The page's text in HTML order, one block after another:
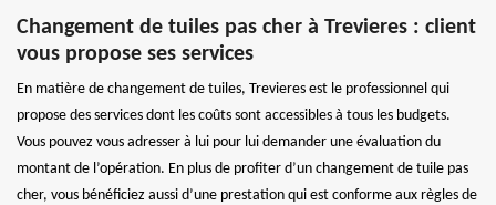
Changement de tuiles pas cher à Trevieres : client
vous propose ses services
En matière de changement de tuiles, Trevieres est le professionnel qui
propose des services dont les coûts sont accessibles à tous les budgets.
Vous pouvez vous adresser à lui pour lui demander une évaluation du
montant de l’opération. En plus de profiter d’un changement de tuile pas
cher, vous bénéficiez aussi d’une prestation qui est conforme aux règles de